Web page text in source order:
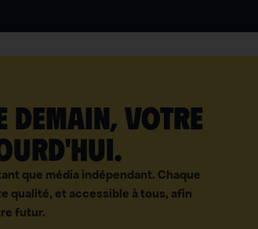
demain, votre
que média indépendant. Chaque
qualité, et accessible à tous, afin
futur.